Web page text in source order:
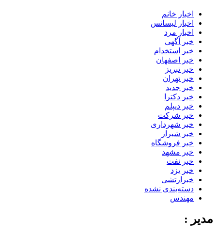
اخبار خانم
اخبار لیسانس
اخبار مرد
خبر آگهی
خبر استخدام
خبر اصفهان
خبر تبریز
خبر تهران
خبر جدید
خبر دکترا
خبر دیپلم
خبر شرکت
خبر شهرداری
خبر شیراز
خبر فروشگاه
خبر مشهد
خبر نفت
خبر یزد
خبرارتشی
دسته‌بندی نشده
مهندس
مدیر :